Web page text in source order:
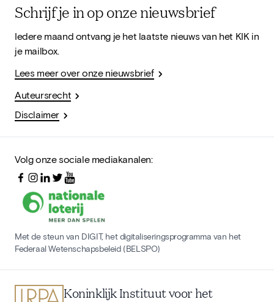
Schrijf je in op onze nieuwsbrief
Iedere maand ontvang je het laatste nieuws van het KIK in
je mailbox.
Lees meer over onze nieuwsbrief
Auteursrecht
Disclaimer
Volg onze sociale mediakanalen:
Met de steun van DIGIT, het digitaliseringsprogramma van het
Federaal Wetenschapsbeleid (BELSPO)
Koninklijk Instituut voor het